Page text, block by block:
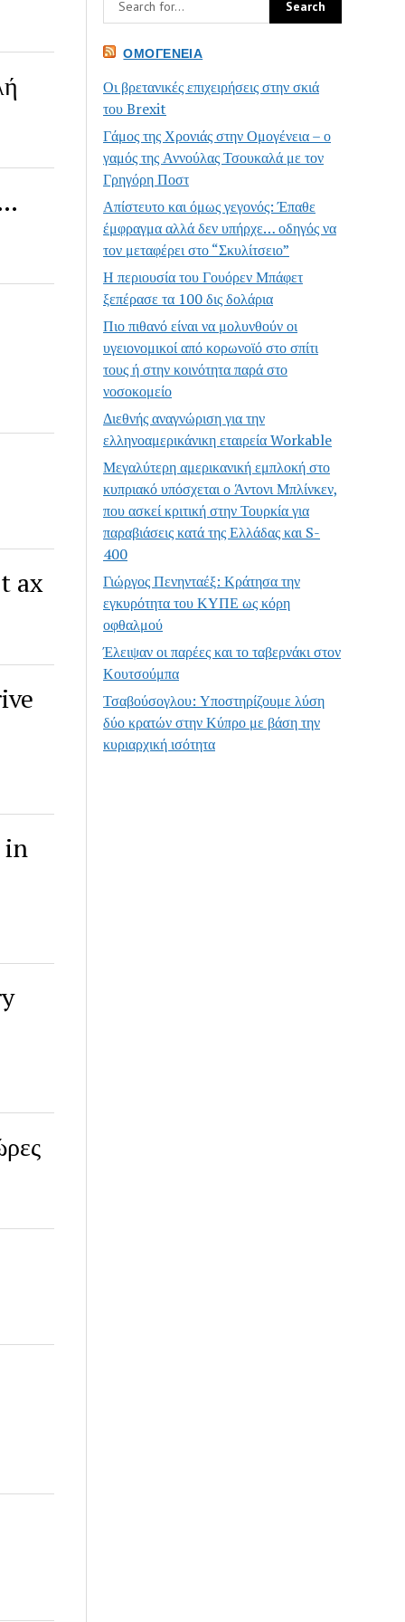
ax
in
ΟΜΟΓΈΝΕΙΑ
Οι βρετανικές επιχειρήσεις στην σκιά
του Brexit
Γάμος της Χρονιάς στην Ομογένεια – ο
γαμός της Αννούλας Τσουκαλά με τον
Γρηγόρη Ποστ
Απίστευτο και όμως γεγονός: Έπαθε
έμφραγμα αλλά δεν υπήρχε… οδηγός να
τον μεταφέρει στο “Σκυλίτσειο”
Η περιουσία του Γουόρεν Μπάφετ
ξεπέρασε τα 100 δις δολάρια
Πιο πιθανό είναι να μολυνθούν οι
υγειονομικοί από κορωνοϊό στο σπίτι
τους ή στην κοινότητα παρά στο
νοσοκομείο
Διεθνής αναγνώριση για την
ελληνοαμερικάνικη εταιρεία Workable
Μεγαλύτερη αμερικανική εμπλοκή στο
κυπριακό υπόσχεται ο Άντονι Μπλίνκεν,
που ασκεί κριτική στην Τουρκία για
παραβιάσεις κατά της Ελλάδας και S-
400
Γιώργος Πενηνταέξ: Κράτησα την
εγκυρότητα του ΚΥΠΕ ως κόρη
οφθαλμού
Έλειψαν οι παρέες και το ταβερνάκι στον
Κουτσούμπα
Τσαβούσογλου: Υποστηρίζουμε λύση
δύο κρατών στην Κύπρο με βάση την
κυριαρχική ισότητα